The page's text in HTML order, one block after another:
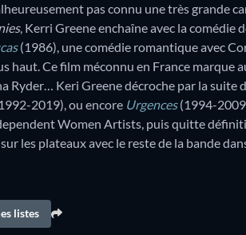
pas connu une très grande
, Kerri Greene enchaîne avec la comédie
(1986), une comédie romantique avec
haut. Ce film méconnu en France marque
Ryder… Keri Greene décroche par la suite
2019), ou encore Urgences(1994-
Women Artists, puis quitte
les plateaux avec le reste de la bande
listes